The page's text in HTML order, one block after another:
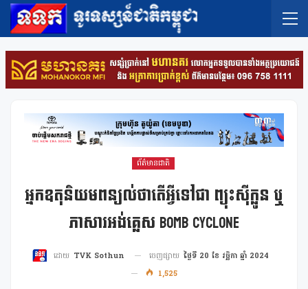
ព័ត៌មានជាតិ
អ្នកឧតុនិយមពន្យល់ថាតើអ្វីទៅជា ព្យុះស៊ីក្លូន ឬ
ភាសារអង់គ្លេស Bomb Cyclone
ដោយ TVK Sothun ចេញផ្សាយ ថ្ងៃទី 20 ខែ វច្ឆិកា ឆ្នាំ 2024
1,525